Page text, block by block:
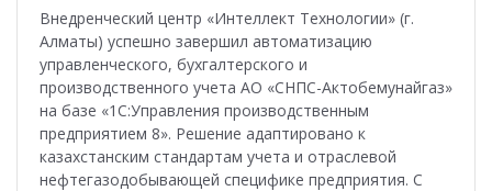
Внедренческий центр «Интеллект Технологии» (г.
Алматы) успешно завершил автоматизацию
управленческого, бухгалтерского и
производственного учета АО «СНПС-Актобемунайгаз»
на базе «1С:Управления производственным
предприятием 8». Решение адаптировано к
казахстанским стандартам учета и отраслевой
нефтегазодобывающей специфике предприятия. С